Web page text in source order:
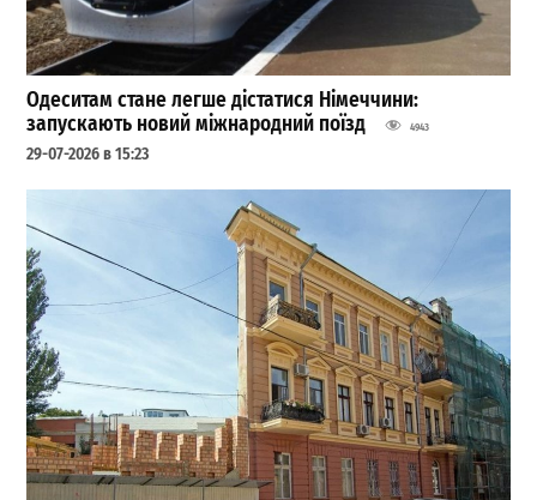
Одеситам стане легше дістатися Німеччини:
запускають новий міжнародний поїзд
4943
29-07-2026 в 15:23